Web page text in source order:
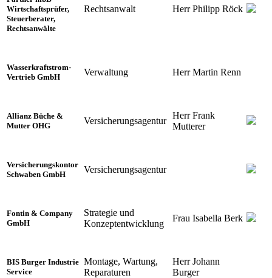
Wirtschaftsprüfer,
Steuerberater,
Rechtsanwälte
Rechtsanwalt Herr Philipp Röck
Wasserkraftstrom-
Vertrieb GmbH
Verwaltung Herr Martin Renn
Allianz Büche &
Mutter OHG
Versicherungsagentur
Herr Frank
Mutterer
Versicherungskontor
Schwaben GmbH
Versicherungsagentur
Fontin & Company
GmbH
Strategie und
Konzeptentwicklung
Frau Isabella Berk
BIS Burger Industrie
Service
Montage, Wartung,
Reparaturen
Herr Johann
Burger